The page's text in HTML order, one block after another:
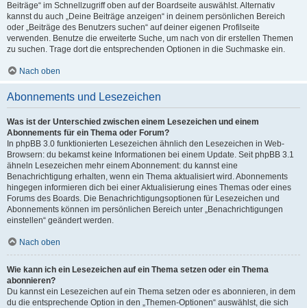
Beiträge“ im Schnellzugriff oben auf der Boardseite auswählst. Alternativ
kannst du auch „Deine Beiträge anzeigen“ in deinem persönlichen Bereich
oder „Beiträge des Benutzers suchen“ auf deiner eigenen Profilseite
verwenden. Benutze die erweiterte Suche, um nach von dir erstellen Themen
zu suchen. Trage dort die entsprechenden Optionen in die Suchmaske ein.
Nach oben
Abonnements und Lesezeichen
Was ist der Unterschied zwischen einem Lesezeichen und einem
Abonnements für ein Thema oder Forum?
In phpBB 3.0 funktionierten Lesezeichen ähnlich den Lesezeichen in Web-
Browsern: du bekamst keine Informationen bei einem Update. Seit phpBB 3.1
ähneln Lesezeichen mehr einem Abonnement: du kannst eine
Benachrichtigung erhalten, wenn ein Thema aktualisiert wird. Abonnements
hingegen informieren dich bei einer Aktualisierung eines Themas oder eines
Forums des Boards. Die Benachrichtigungsoptionen für Lesezeichen und
Abonnements können im persönlichen Bereich unter „Benachrichtigungen
einstellen“ geändert werden.
Nach oben
Wie kann ich ein Lesezeichen auf ein Thema setzen oder ein Thema
abonnieren?
Du kannst ein Lesezeichen auf ein Thema setzen oder es abonnieren, in dem
du die entsprechende Option in den „Themen-Optionen“ auswählst, die sich